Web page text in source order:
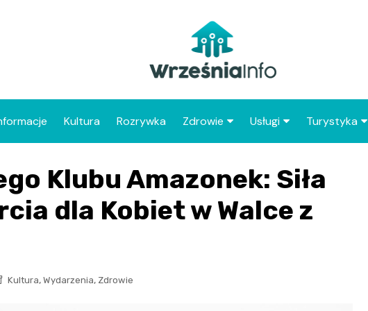
Kultura Rozrywka Zdrowie
Szpital
Placówki POZ
Usługi
Punkty gastronomiczne
Turystyka
Wrześni
Atrakcje
Wrześni
Zabytki
powiatu
Klubu Amazonek: Siła
dla Kobiet w Walce z
Kultura, Wydarzenia, Zdrowie